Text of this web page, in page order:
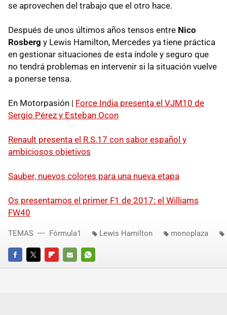
se aprovechen del trabajo que el otro hace.
Después de unos últimos años tensos entre Nico
Rosberg y Lewis Hamilton, Mercedes ya tiene práctica
en gestionar situaciones de esta índole y seguro que
no tendrá problemas en intervenir si la situación vuelve
a ponerse tensa.
En Motorpasión | Force India presenta el VJM10 de
Sergio Pérez y Esteban Ocon
Renault presenta el R.S.17 con sabor español y
ambiciosos objetivos
Sauber, nuevos colores para una nueva etapa
Os presentamos el primer F1 de 2017: el Williams
FW40
FACEBOOKTWITTERFLIPBOARD
E-
WHATSAPP
TEMAS Fórmula1 Lewis Hamilton monoplaza